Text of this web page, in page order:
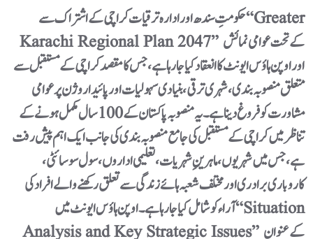
حکومتِ سندھ اور ادارہ ترقیات کراچی کے اشتراک سے “Greater
Karachi Regional Plan 2047” کے تحت عوامی نمائش
اور اوپن ہاؤس ایونٹ کا انعقاد کیا جا رہا ہے، جس کا مقصد کراچی کے مستقبل سے
متعلق منصوبہ بندی، شہری ترقی، بنیادی سہولیات اور پائیدار وژن پر عوامی
مشاورت کو فروغ دینا ہے۔یہ منصوبہ پاکستان کے 100 سال مکمل ہونے کے
تناظر میں کراچی کے مستقبل کی جامع منصوبہ بندی کی جانب ایک اہم پیش رفت
ہے، جس میں شہریوں، ماہرینِ شہریات، تعلیمی اداروں، سول سوسائٹی،
کاروباری برادری اور مختلف شعبہ ہائے زندگی سے تعلق رکھنے والے افراد کی
آراء کو شامل کیا جا رہا ہے۔اوپن ہاؤس ایونٹ میں “Situation
Analysis and Key Strategic Issues” کے عنوان